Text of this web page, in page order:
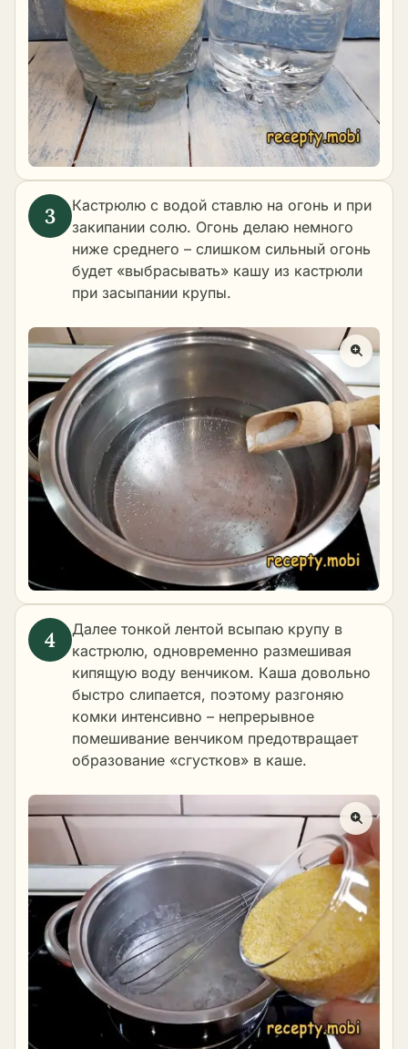
Кастрюлю с водой ставлю на огонь и при
закипании солю. Огонь делаю немного
ниже среднего – слишком сильный огонь
будет «выбрасывать» кашу из кастрюли
при засыпании крупы.
Далее тонкой лентой всыпаю крупу в
кастрюлю, одновременно размешивая
кипящую воду венчиком. Каша довольно
быстро слипается, поэтому разгоняю
комки интенсивно – непрерывное
помешивание венчиком предотвращает
образование «сгустков» в каше.